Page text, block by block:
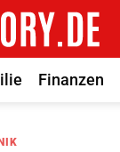
Finanzen